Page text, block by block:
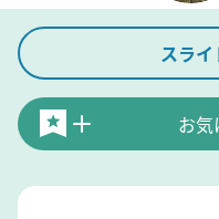
スラ
お